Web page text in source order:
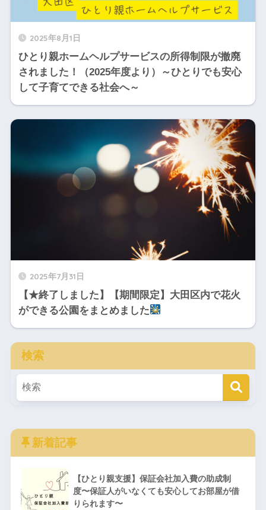
2025年8月1日
ひとり親ホームヘルプサービスの所得制限が撤廃
されました！（2025年度より）～ひとりでも安心
して子育てできる社会へ～
2025年7月31日
【★終了しました】【期間限定】大田区内で花火
ができる公園をまとめました
検索
新着記事
【ひとり親支援】保証会社加入費の助成制
度〜保証人がいなくても安心してお部屋が借
りられます〜